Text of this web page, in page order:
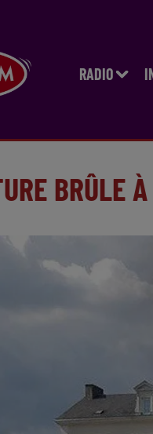
RADIO
BRÛLE